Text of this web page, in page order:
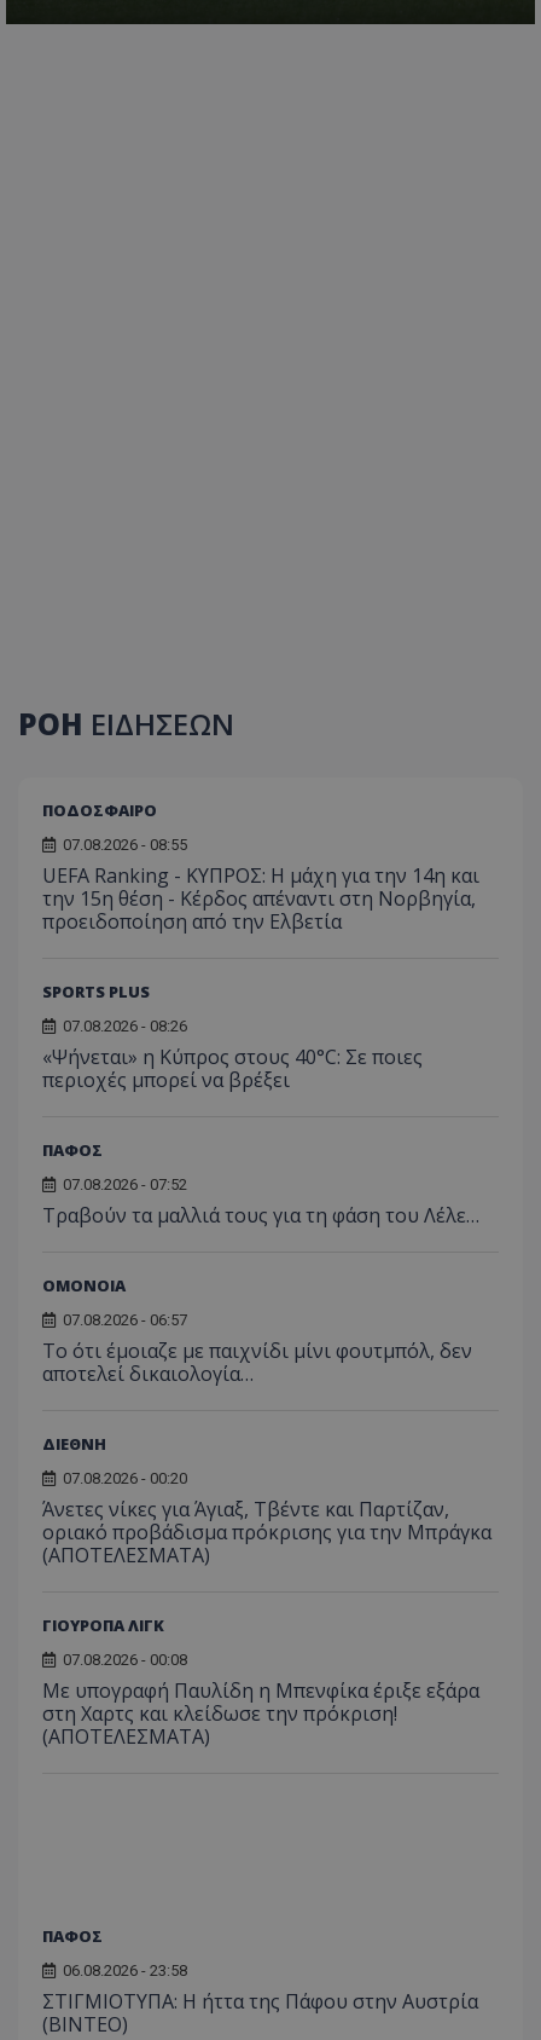
ΡΟΗ ΕΙΔΗΣΕΩΝ
ΠΟΔΟΣΦΑΙΡΟ
07.08.2026 - 08:55
UEFA Ranking - ΚΥΠΡΟΣ: Η μάχη για την 14η και
την 15η θέση - Κέρδος απέναντι στη Νορβηγία,
προειδοποίηση από την Ελβετία
SPORTS PLUS
07.08.2026 - 08:26
«Ψήνεται» η Κύπρος στους 40°C: Σε ποιες
περιοχές μπορεί να βρέξει
ΠΑΦΟΣ
07.08.2026 - 07:52
Τραβούν τα μαλλιά τους για τη φάση του Λέλε…
ΟΜΟΝΟΙΑ
07.08.2026 - 06:57
Το ότι έμοιαζε με παιχνίδι μίνι φουτμπόλ, δεν
αποτελεί δικαιολογία…
ΔΙΕΘΝΗ
07.08.2026 - 00:20
Άνετες νίκες για Άγιαξ, Τβέντε και Παρτίζαν,
οριακό προβάδισμα πρόκρισης για την Μπράγκα
(ΑΠΟΤΕΛΕΣΜΑΤΑ)
ΓΙΟΥΡΟΠΑ ΛΙΓΚ
07.08.2026 - 00:08
Με υπογραφή Παυλίδη η Μπενφίκα έριξε εξάρα
στη Χαρτς και κλείδωσε την πρόκριση!
(ΑΠΟΤΕΛΕΣΜΑΤΑ)
ΠΑΦΟΣ
06.08.2026 - 23:58
ΣΤΙΓΜΙΟΤΥΠΑ: Η ήττα της Πάφου στην Αυστρία
(ΒΙΝΤΕΟ)